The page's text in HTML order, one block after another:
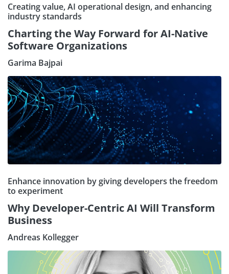
Creating value, AI operational design, and enhancing
industry standards
Charting the Way Forward for AI-Native
Software Organizations
Garima Bajpai
Enhance innovation by giving developers the freedom
to experiment
Why Developer-Centric AI Will Transform
Business
Andreas Kollegger